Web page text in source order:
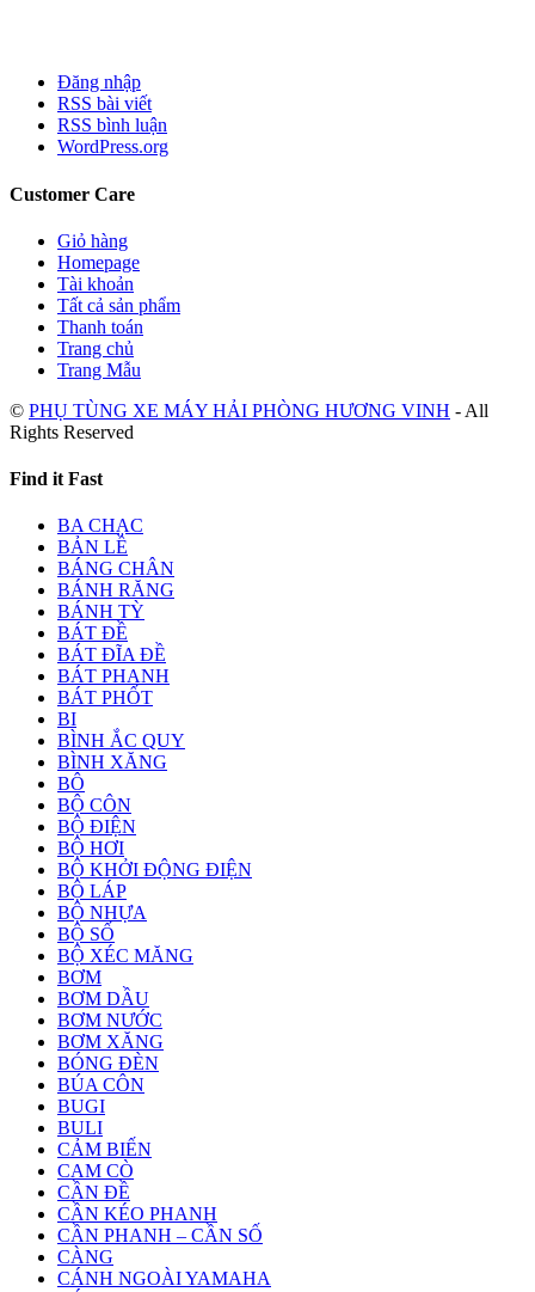
Đăng nhập
RSS bài viết
RSS bình luận
WordPress.org
Customer Care
Giỏ hàng
Homepage
Tài khoản
Tất cả sản phẩm
Thanh toán
Trang chủ
Trang Mẫu
© PHỤ TÙNG XE MÁY HẢI PHÒNG HƯƠNG VINH - All
Rights Reserved
Find it Fast
BA CHẠC
BẢN LỀ
BÁNG CHÂN
BÁNH RĂNG
BÁNH TỲ
BÁT ĐỀ
BÁT ĐĨA ĐỀ
BÁT PHANH
BÁT PHỐT
BI
BÌNH ẮC QUY
BÌNH XĂNG
BÔ
BỘ CÔN
BỘ ĐIỆN
BỘ HƠI
BỘ KHỞI ĐỘNG ĐIỆN
BỘ LÁP
BỘ NHỰA
BỘ SỐ
BỘ XÉC MĂNG
BƠM
BƠM DẦU
BƠM NƯỚC
BƠM XĂNG
BÓNG ĐÈN
BÚA CÔN
BUGI
BULI
CẢM BIẾN
CAM CÒ
CẦN ĐỀ
CẦN KÉO PHANH
CẦN PHANH – CẦN SỐ
CÀNG
CÁNH NGOÀI YAMAHA